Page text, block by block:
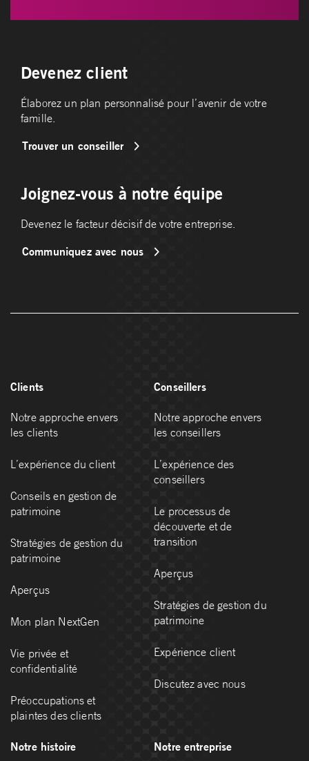
Devenez client
Élaborez un plan personnalisé pour l’avenir de votre
famille.
Trouver un conseiller
Joignez-vous à notre équipe
Devenez le facteur décisif de votre entreprise.
Communiquez avec nous
Clients
Notre approche envers
les clients
L’expérience du client
Conseils en gestion de
patrimoine
Stratégies de gestion du
patrimoine
Aperçus
Mon plan NextGen
Vie privée et
confidentialité
Préoccupations et
plaintes des clients
Conseillers
Notre approche envers
les conseillers
L’expérience des
conseillers
Le processus de
découverte et de
transition
Aperçus
Stratégies de gestion du
patrimoine
Expérience client
Discutez avec nous
Notre histoire Notre entreprise